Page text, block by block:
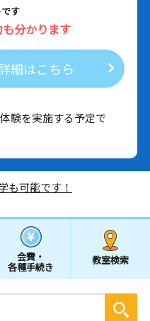
です
分かります
細はこちら
験を実施する予定で
も可能です！
会費・
各種手続き
教室検索